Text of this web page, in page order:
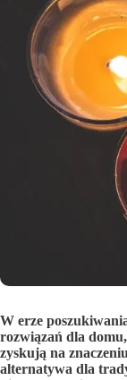
W erze
rozwiązań dla
zyskują na
alternatywa dla